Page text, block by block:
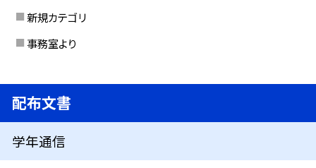
新規カテゴリ
事務室より
配布文書
学年通信